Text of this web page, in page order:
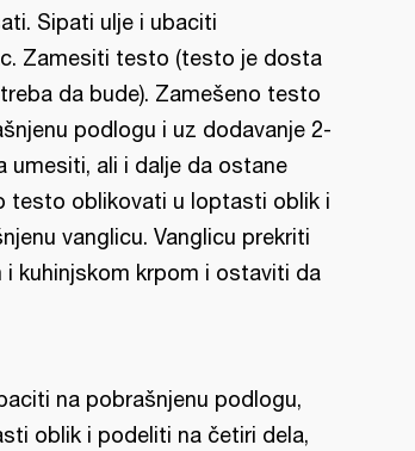
Sipati ulje i ubaciti
Zamesiti testo (testo je dosta
da bude). Zamešeno testo
podlogu i uz dodavanje 2-
umesiti, ali i dalje da ostane
testo oblikovati u loptasti oblik i
vanglicu. Vanglicu prekriti
kuhinjskom krpom i ostaviti da
na pobrašnjenu podlogu,
oblik i podeliti na četiri dela,